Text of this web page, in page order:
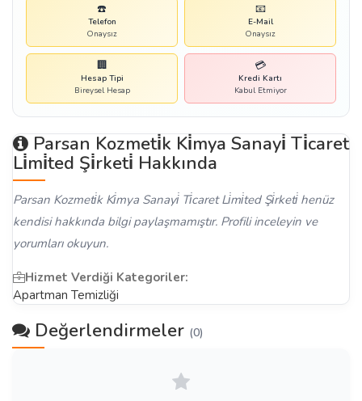
☎️
Telefon
Onaysız
📧
E-Mail
Onaysız
🏢
Hesap Tipi
Bireysel Hesap
💳
Kredi Kartı
Kabul Etmiyor
Parsan Kozmeti̇k Ki̇mya Sanayi̇ Ti̇caret
Li̇mi̇ted Şi̇rketi̇ Hakkında
Parsan Kozmeti̇k Ki̇mya Sanayi̇ Ti̇caret Li̇mi̇ted Şi̇rketi̇ henüz
kendisi hakkında bilgi paylaşmamıştır. Profili inceleyin ve
yorumları okuyun.
Hizmet Verdiği Kategoriler:
Apartman Temizliği
Değerlendirmeler (0)